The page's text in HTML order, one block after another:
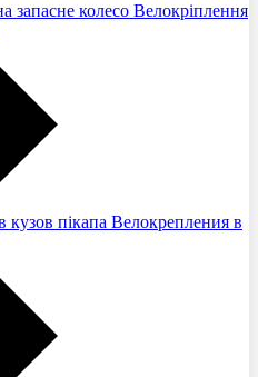
Велокріплення
Велокрепления в